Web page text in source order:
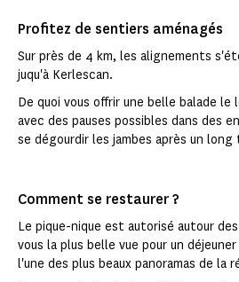
Profitez de sentiers aménagés
Sur près de 4 km, les alignements
juqu'à Kerlescan.
De quoi vous offrir une belle balade
avec des pauses possibles dans des
se dégourdir les jambes après un
Comment se restaurer ?
Le pique-nique est autorisé autour
vous la plus belle vue pour un
l'une des plus beaux panoramas de la